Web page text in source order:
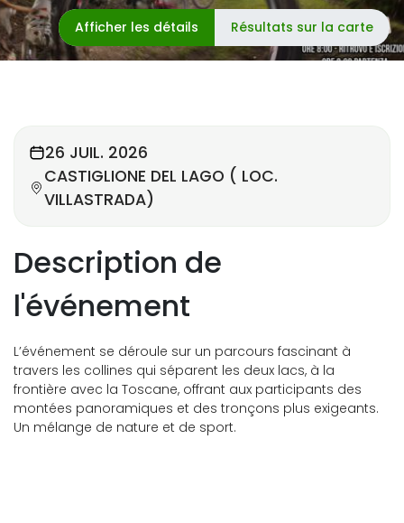
Afficher les détails Résultats sur la carte
26 JUIL. 2026
CASTIGLIONE DEL LAGO ( LOC.
VILLASTRADA)
Description de
l'événement
L’événement se déroule sur un parcours fascinant à
travers les collines qui séparent les deux lacs, à la
frontière avec la Toscane, offrant aux participants des
montées panoramiques et des tronçons plus exigeants.
Un mélange de nature et de sport.